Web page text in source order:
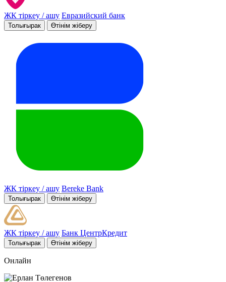
ЖК тіркеу / ашу Евразийский банк
Толығырак Өтінім жіберу
ЖК тіркеу / ашу Bereke Bank
Толығырак Өтінім жіберу
ЖК тіркеу / ашу Банк ЦентрКредит
Толығырак Өтінім жіберу
Онлайн